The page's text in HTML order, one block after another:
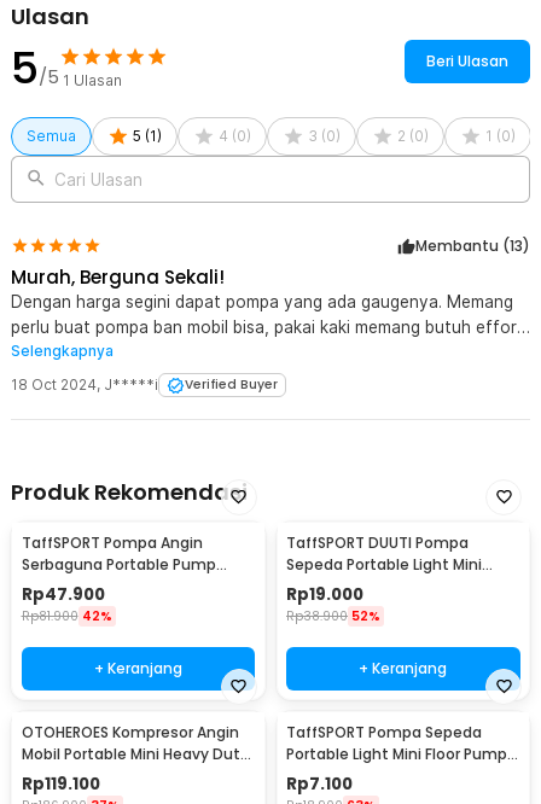
Ulasan
5/5 1 Ulasan
Beri Ulasan
Semua 5 (1 ) 4 (0) 3 (0) 2 (0) 1 (0)
Cari Ulasan
Membantu (13)
Murah, Berguna Sekali!
Dengan harga segini dapat pompa yang ada gaugenya. Memang
perlu buat pompa ban mobil bisa, pakai kaki memang butuh effort
tapi bisa digunakan, minusnya cuma selangnya agak pendek. Tapi
secara keseluruhan baik baik saja
Selengkapnya
18 Oct 2024, J*****i Verified Buyer
Produk Rekomendasi
TaffSPORT Pompa Angin
Serbaguna Portable Pump
Universal - PM60
Rp47.900
Rp81.900 42%
+ Keranjang
TaffSPORT DUUTI Pompa
Sepeda Portable Light Mini
Pump - PP05
Rp19.000
Rp38.900 52%
+ Keranjang
OTOHEROES Kompresor Angin
Mobil Portable Mini Heavy Duty
12V 150 PSI
Rp119.100
TaffSPORT Pompa Sepeda
Portable Light Mini Floor Pump
Aluminium - PM02
Rp7.100